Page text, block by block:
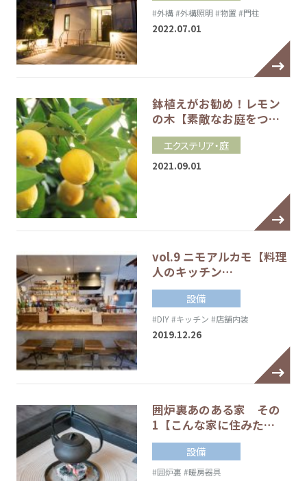
#外構#外構照明 #物置 #門柱
2022.07.01
鉢植えがお勧め！レモン
の木【素敵なお庭をつ…
エクステリア・庭
2021.09.01
vol.9 ニモアルカモ【料理
人のキッチン…
設備
#DIY#キッチン #店舗内装
2019.12.26
囲炉裏あのある家 その
1【こんな家に住みた…
設備
#囲炉裏 #暖房器具